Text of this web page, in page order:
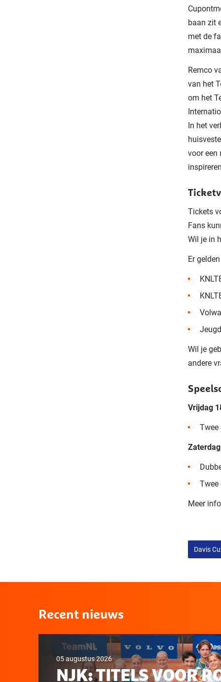
baan zit
met de
Remco
van het
om het
In het
voor een
Tickets
Fans
Wil je in
Er
Wil je
andere
Vrijdag
Twee
Twee
Meer
Davis
Recent nieuws
05 augustus 2026
NJK: TITELS VOOR